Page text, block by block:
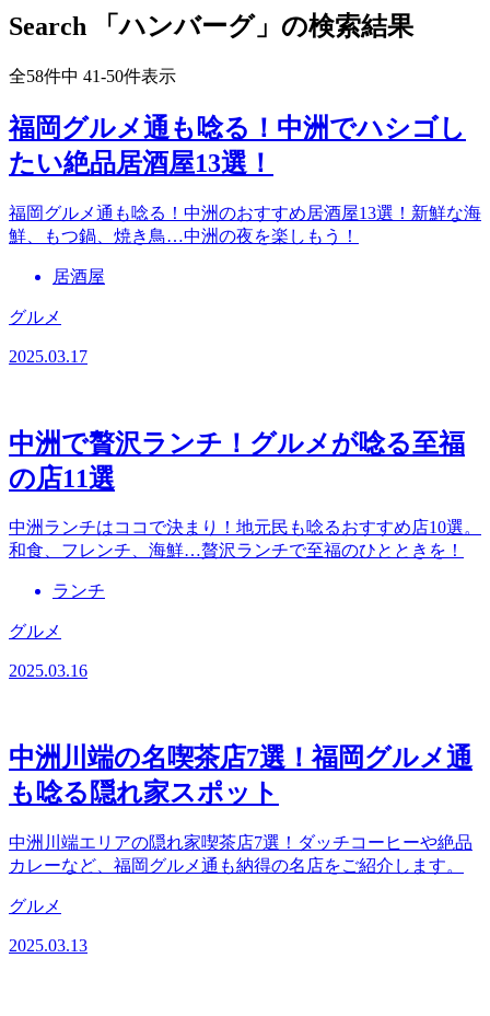
Search 「ハンバーグ」の検索結果
全58件中 41-50件表示
福岡グルメ通も唸る！中洲でハシゴし
たい絶品居酒屋13選！
福岡グルメ通も唸る！中洲のおすすめ居酒屋13選！新鮮な海
鮮、もつ鍋、焼き鳥…中洲の夜を楽しもう！
居酒屋
グルメ
2025.03.17
中洲で贅沢ランチ！グルメが唸る至福
の店11選
中洲ランチはココで決まり！地元民も唸るおすすめ店10選。
和食、フレンチ、海鮮…贅沢ランチで至福のひとときを！
ランチ
グルメ
2025.03.16
中洲川端の名喫茶店7選！福岡グルメ通
も唸る隠れ家スポット
中洲川端エリアの隠れ家喫茶店7選！ダッチコーヒーや絶品
カレーなど、福岡グルメ通も納得の名店をご紹介します。
グルメ
2025.03.13